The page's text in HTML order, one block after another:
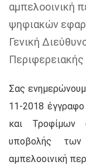
αμπελοοινική
ψηφιακών
Γενική
Σας
11-2018 έγγραφο
και Τροφίμων
υποβολής
αμπελοοινική